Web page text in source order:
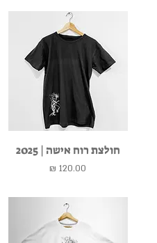
חולצת רוח אישה | 2025
מחיר